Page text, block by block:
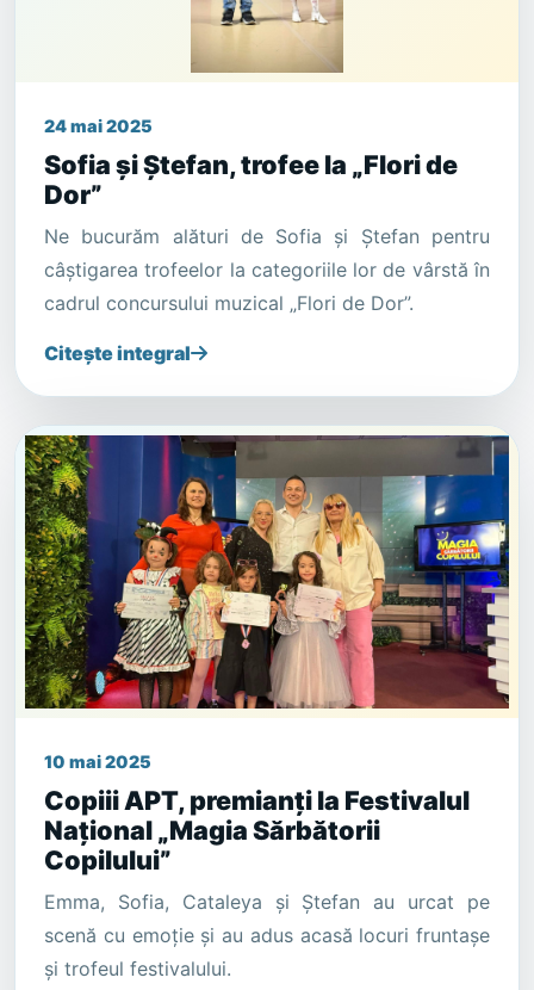
24 mai 2025
Sofia și Ștefan, trofee la „Flori de
Dor”
Ne bucurăm alături de Sofia și Ștefan pentru
câștigarea trofeelor la categoriile lor de vârstă în
cadrul concursului muzical „Flori de Dor”.
Citește integral
10 mai 2025
Copiii APT, premianți la Festivalul
Național „Magia Sărbătorii
Copilului”
Emma, Sofia, Cataleya și Ștefan au urcat pe
scenă cu emoție și au adus acasă locuri fruntașe
și trofeul festivalului.